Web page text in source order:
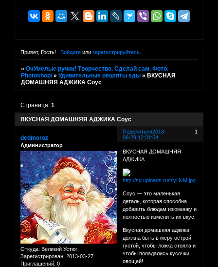
Привет, Гость! Войдитеили зарегистрируйтесь.
»ОчУмелые ручки! Творчество. Сделай сам. Фото.
Photoshop/ »Удивительные рецепты еды » ВКУСНАЯ
ДОМАШНЯЯ АДЖИКА Соус
ВКУСНАЯ ДОМАШНЯЯ АДЖИКА Соус
Страница:1
Поделиться 1
2018-
06-29 12:31:54
dedmoroz
Администратор
Откуда: Великий Устюг
Зарегистрирован: 2013-03-27
Приглашений: 0
ВКУСНАЯ ДОМАШНЯЯ
АДЖИКА
Соус — это маленькая
деталь, которая способна
добавить блюдам изюминку и
полностью изменить их вкус.
Вкусная домашняя аджика
должна быть в меру острой,
густой, чтобы ложка стояла и
чтобы попадались кусочки
овощей!